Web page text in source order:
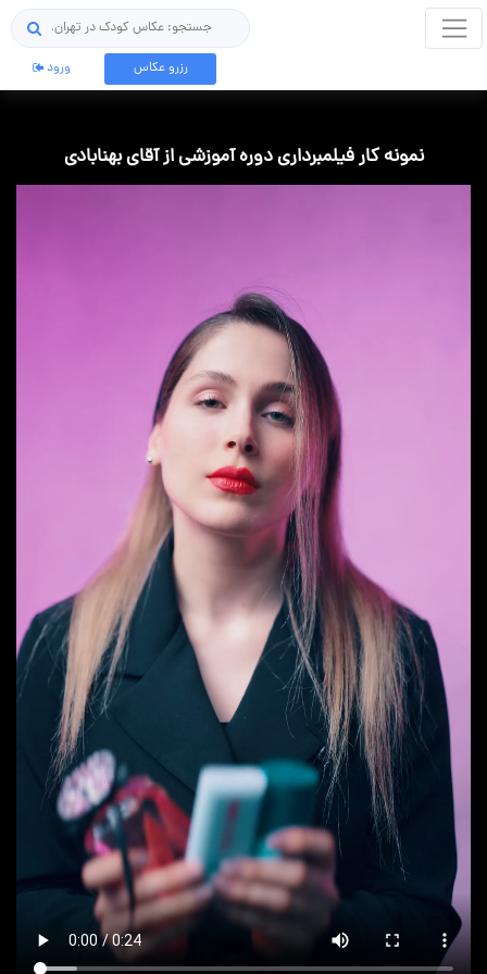
جستجو
رزرو عکاس ورود
نمونه کار فیلمبرداری دوره آموزشی از آقای بهنابادی